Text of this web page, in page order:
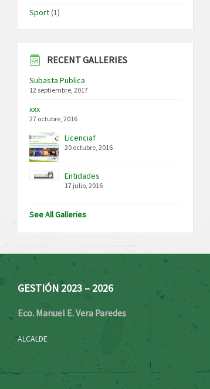
Sport(1)
RECENT GALLERIES
Subasta Publica
12 septiembre, 2017
xxx
27 octubre, 2016
Licenciaf
20 octubre, 2016
Entidades
17 julio, 2016
See All Galleries
GESTIÓN 2023 – 2026
Eco. Manuel E. Vera Paredes
ALCALDE